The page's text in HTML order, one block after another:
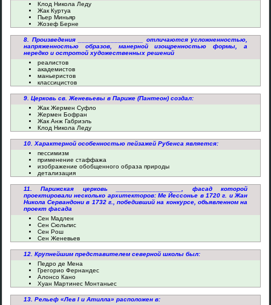
Клод Никола Леду
Жак Куртуа
Пьер Миньяр
Жозеф Берне
8. Произведения __________________ отличаются усложненностью,
напряженностью образов, манерной изощренностью формы, а
нередко и остротой художественных решений
реалистов
академистов
маньеристов
классицистов
9. Церковь св. Женевьевы в Париже (Пантеон) создал:
Жак Жермен Суфло
Жермен Бофран
Жак Анж Габриэль
Клод Никола Леду
10. Характерной особенностью пейзажей Рубенса является:
пессимизм
применение стаффажа
изображение обобщенного образа природы
детализация
11. Парижская церковь __________________, фасад которой
проектировали несколько архитекторов: Ме Йессонье в 1720 г. и Жан
Никола Сервандони в 1732 г., победивший на конкурсе, объявленном на
проект фасада
Сен Мадлен
Сен Сюльпис
Сен Рош
Сен Женевьев
12. Крупнейшим представителем северной школы был:
Педро де Мена
Грегорио Фернандес
Алонсо Кано
Хуан Мартинес Монтаньес
13. Рельеф «Лев I и Атилла» расположен в: